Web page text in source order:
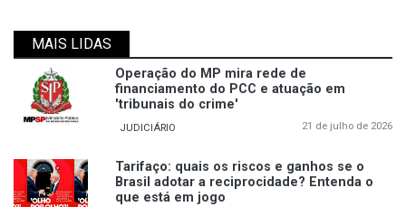
MAIS LIDAS
Operação do MP mira rede de
financiamento do PCC e atuação em
'tribunais do crime'
JUDICIÁRIO 21 de julho de 2026
Tarifaço: quais os riscos e ganhos se o
Brasil adotar a reciprocidade? Entenda o
que está em jogo